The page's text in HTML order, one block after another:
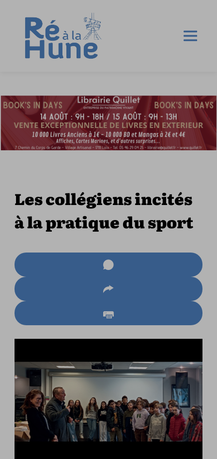
Les collégiens incités
à la pratique du sport